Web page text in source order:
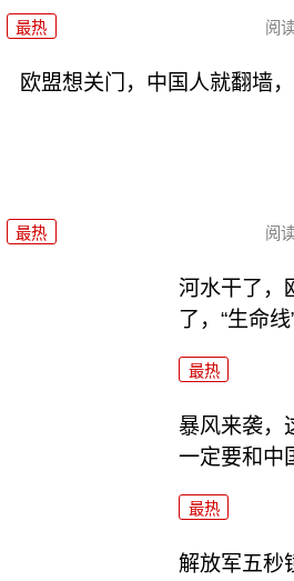
最热 阅
欧盟想关门，中国人就翻墙
最热 阅
河水干了，
了，“生命线
最热
暴风来袭，
一定要和中
最热
解放军五秒